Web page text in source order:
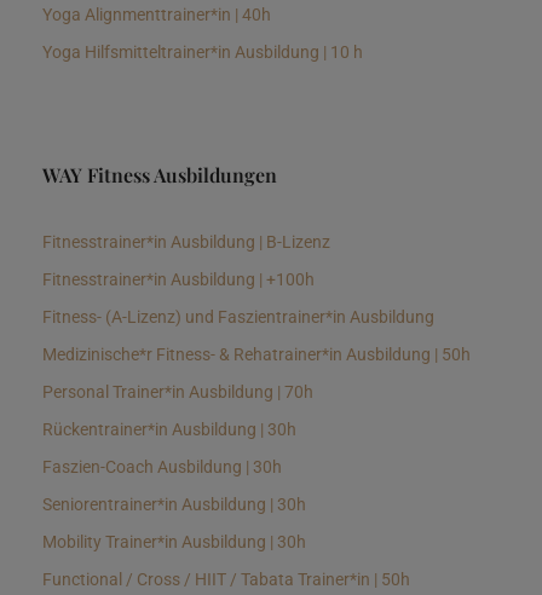
Yoga Alignmenttrainer*in | 40h
Yoga Hilfsmitteltrainer*in Ausbildung | 10 h
WAY Fitness Ausbildungen
Fitnesstrainer*in Ausbildung | B-Lizenz
Fitnesstrainer*in Ausbildung | +100h
Fitness- (A-Lizenz) und Faszientrainer*in Ausbildung
Medizinische*r Fitness- & Rehatrainer*in Ausbildung | 50h
Personal Trainer*in Ausbildung | 70h
Rückentrainer*in Ausbildung | 30h
Faszien-Coach Ausbildung | 30h
Seniorentrainer*in Ausbildung | 30h
Mobility Trainer*in Ausbildung | 30h
Functional / Cross / HIIT / Tabata Trainer*in | 50h